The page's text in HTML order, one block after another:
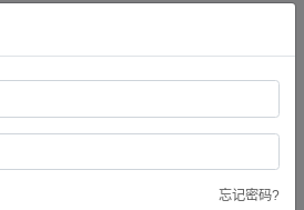
忘记密码?